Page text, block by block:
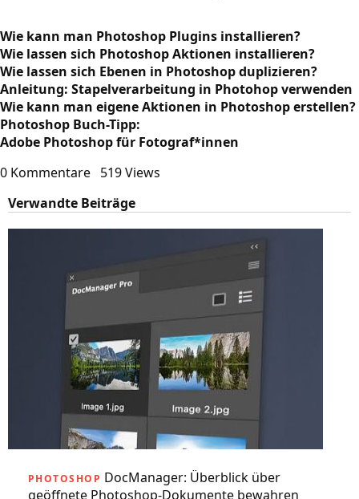
Wie kann man Photoshop Plugins installieren?
Wie lassen sich Photoshop Aktionen installieren?
Wie lassen sich Ebenen in Photoshop duplizieren?
Anleitung: Stapelverarbeitung in Photohop verwenden
Wie kann man eigene Aktionen in Photoshop erstellen?
Photoshop Buch-Tipp:
Adobe Photoshop für Fotograf*innen
0 Kommentare 519 Views
Verwandte Beiträge
PHOTOSHOP DocManager: Überblick über
geöffnete Photoshop-Dokumente bewahren